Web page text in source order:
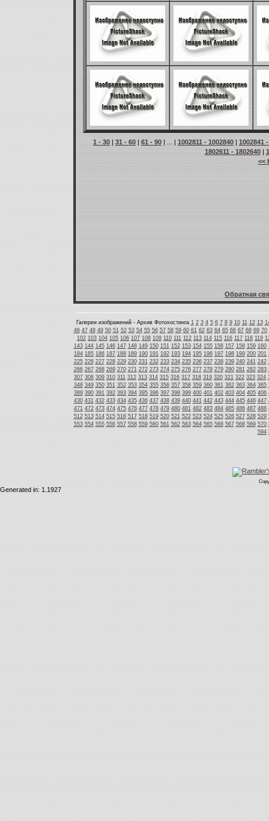
1 - 30 | 31 - 60 | 61 - 90 | ... | 1002811 - 1002840 | 1002841
1802611 - 1802640|
<<
Обратная
Галереи изображений - Архив Фотохостинга 1 2 3 4 5 6 7 8 9 10 11 12 13
46 47 48 49 50 51 52 53 54 55 56 57 58 59 60 61 62 63 64 65 66 67 68 69 70
102 103 104 105 106 107 108 109 110 111 112 113 114 115 116 117 118 119
143 144 145 146 147 148 149 150 151 152 153 154 155 156 157 158 159 160
184 185 186 187 188 189 190 191 192 193 194 195 196 197 198 199 200 201
225 226 227 228 229 230 231 232 233 234 235 236 237 238 239 240 241 242
266 267 268 269 270 271 272 273 274 275 276 277 278 279 280 281 282 283
307 308 309 310 311 312 313 314 315 316 317 318 319 320 321 322 323 324
348 349 350 351 352 353 354 355 356 357 358 359 360 361 362 363 364 365
389 390 391 392 393 394 395 396 397 398 399 400 401 402 403 404 405 406
430 431 432 433 434 435 436 437 438 439 440 441 442 443 444 445 446 447
471 472 473 474 475 476 477 478 479 480 481 482 483 484 485 486 487 488
512 513 514 515 516 517 518 519 520 521 522 523 524 525 526 527 528 529
553 554 555 556 557 558 559 560 561 562 563 564 565 566 567 568 569 570
594
Generated in: 1.1927